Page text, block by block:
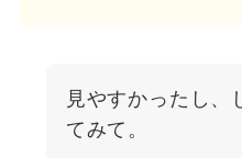
見やすかったし、
てみて。